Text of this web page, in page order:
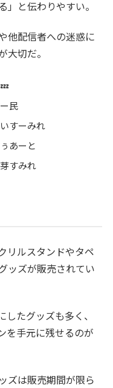
」と伝わりやすい。
他配信者への迷惑に
切だ。
民
すーみれ
あーと
すみれ
リルスタンドやタペ
ッズが販売されてい
たグッズも多く、
を手元に残せるのが
ズは販売期間が限ら